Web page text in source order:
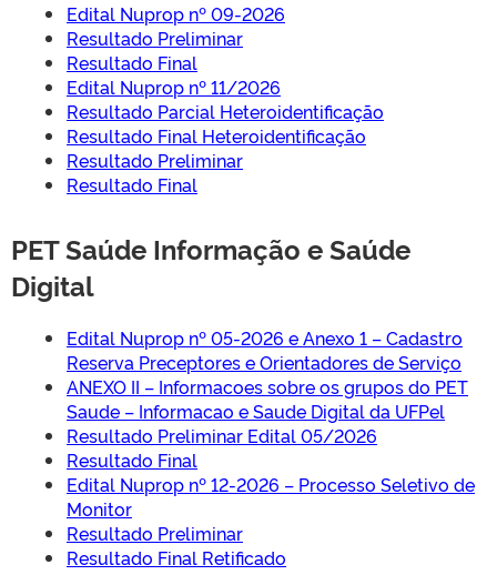
Edital Nuprop nº 09-2026
Resultado Preliminar
Resultado Final
Edital Nuprop nº 11/2026
Resultado Parcial Heteroidentificação
Resultado Final Heteroidentificação
Resultado Preliminar
Resultado Final
PET Saúde Informação e Saúde
Digital
Edital Nuprop nº 05-2026 e Anexo 1 – Cadastro
Reserva Preceptores e Orientadores de Serviço
ANEXO II – Informacoes sobre os grupos do PET
Saude – Informacao e Saude Digital da UFPel
Resultado Preliminar Edital 05/2026
Resultado Final
Edital Nuprop nº 12-2026 – Processo Seletivo de
Monitor
Resultado Preliminar
Resultado Final Retificado